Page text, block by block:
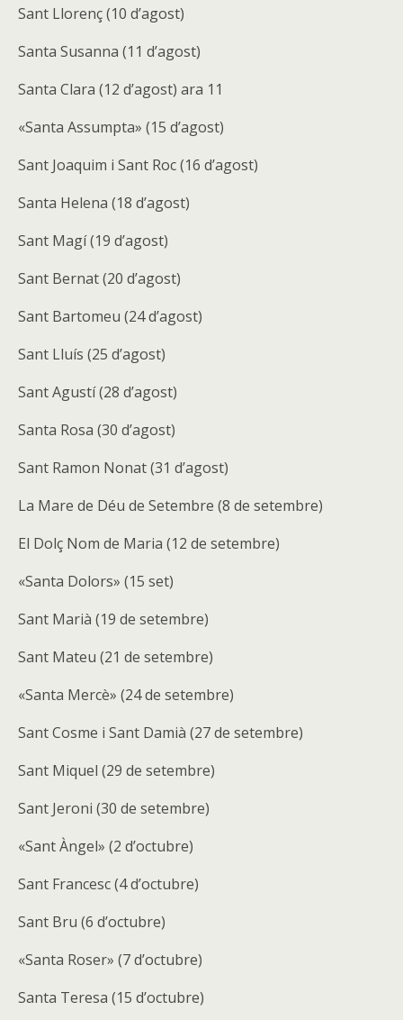
Sant Llorenç (10 d’agost)
Santa Susanna (11 d’agost)
Santa Clara (12 d’agost) ara 11
«Santa Assumpta» (15 d’agost)
Sant Joaquim i Sant Roc (16 d’agost)
Santa Helena (18 d’agost)
Sant Magí (19 d’agost)
Sant Bernat (20 d’agost)
Sant Bartomeu (24 d’agost)
Sant Lluís (25 d’agost)
Sant Agustí (28 d’agost)
Santa Rosa (30 d’agost)
Sant Ramon Nonat (31 d’agost)
La Mare de Déu de Setembre (8 de setembre)
El Dolç Nom de Maria (12 de setembre)
«Santa Dolors» (15 set)
Sant Marià (19 de setembre)
Sant Mateu (21 de setembre)
«Santa Mercè» (24 de setembre)
Sant Cosme i Sant Damià (27 de setembre)
Sant Miquel (29 de setembre)
Sant Jeroni (30 de setembre)
«Sant Àngel» (2 d’octubre)
Sant Francesc (4 d’octubre)
Sant Bru (6 d’octubre)
«Santa Roser» (7 d’octubre)
Santa Teresa (15 d’octubre)